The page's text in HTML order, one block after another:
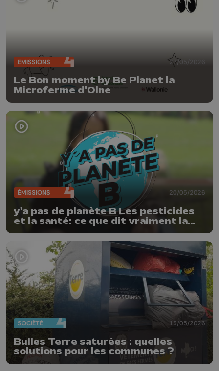
ÉMISSIONS 27/05/2026
Le Bon moment by Be Planet la
Microferme d'Olne
ÉMISSIONS 20/05/2026
y'a pas de planète B Les pesticides
et la santé: ce que dit vraiment la
science
SOCIÉTÉ 13/05/2026
Bulles Terre saturées : quelles
solutions pour les communes ?